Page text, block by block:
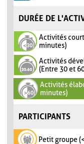
DURÉE DE
Activités
minutes)
Activités
(Entre 30 et
Activités
minutes)
PARTICIPANTS
Petit groupe